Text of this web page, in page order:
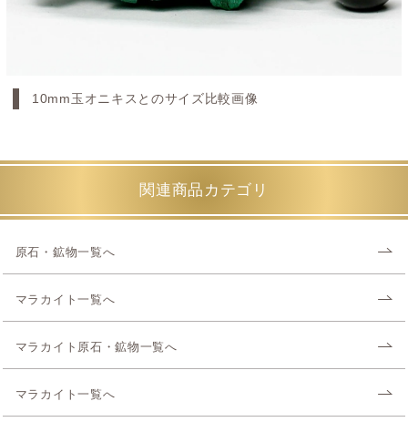
10mm玉オニキスとのサイズ比較画像
関連商品カテゴリ
原石・鉱物一覧へ
マラカイト一覧へ
マラカイト原石・鉱物一覧へ
マラカイト一覧へ